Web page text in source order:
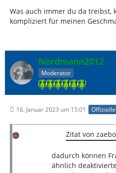
Was auch immer du da treibst,
kompliziert für meinen
Nordmann2012
Moderator
16. Januar 2023 um 15:01
Zitat von
dadurch können
ähnlich